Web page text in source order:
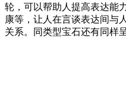
轮，可以帮助人提高表达能
康等，让人在言谈表达间与
关系。同类型宝石还有同样